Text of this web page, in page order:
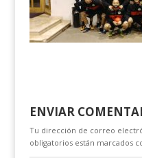
ENVIAR
Tu dirección de correo
obligatorios están marcados